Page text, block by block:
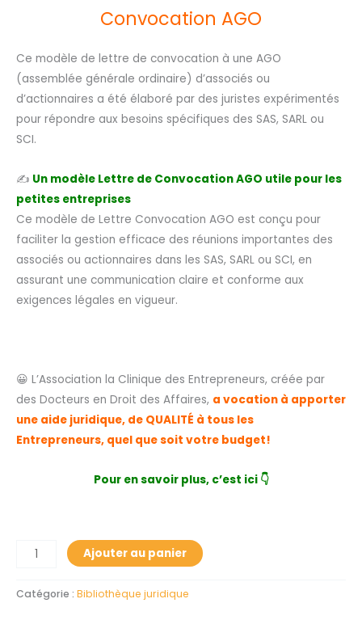
Convocation AGO
Ce modèle de lettre de convocation à une AGO
(assemblée générale ordinaire) d’associés ou
d’actionnaires a été élaboré par des juristes expérimentés
pour répondre aux besoins spécifiques des SAS, SARL ou
SCI.
✍️ Un modèle Lettre de Convocation AGO utile pour les
petites entreprises
Ce modèle de Lettre Convocation AGO est conçu pour
faciliter la gestion efficace des réunions importantes des
associés ou actionnaires dans les SAS, SARL ou SCI, en
assurant une communication claire et conforme aux
exigences légales en vigueur.
😀 L’Association la Clinique des Entrepreneurs, créée par
des Docteurs en Droit des Affaires, a vocation à apporter
une aide juridique, de QUALITÉ à tous les
Entrepreneurs, quel que soit votre budget!
Pour en savoir plus, c’est ici 👇
Ajouter au panier
Catégorie : Bibliothèque juridique